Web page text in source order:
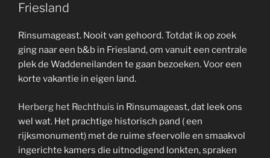
Friesland
Rinsumageast. Nooit van gehoord. Totdat ik op zoek
ging naar een b&b in Friesland, om vanuit een centrale
plek de Waddeneilanden te gaan bezoeken. Voor een
korte vakantie in eigen land.
Herberg het Rechthuis in Rinsumageast, dat leek ons
wel wat. Het prachtige historisch pand ( een
rijksmonument) met de ruime sfeervolle en smaakvol
ingerichte kamers die uitnodigend lonkten, spraken